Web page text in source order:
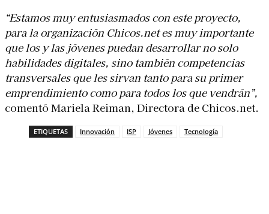
“Estamos muy entusiasmados con este proyecto,
para la organización Chicos.net es muy importante
que los y las jóvenes puedan desarrollar no solo
habilidades digitales, sino también competencias
transversales que les sirvan tanto para su primer
emprendimiento como para todos los que vendrán”,
comentó Mariela Reiman, Directora de Chicos.net.
ETIQUETAS Innovación ISP Jóvenes Tecnología